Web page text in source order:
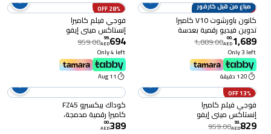
11% OFF
مباع من قبل كارفور
كانون باورشوت V10 كاميرا
تدوين فيديو رقمية بعدسة
مدمجة 20.9 ميغابيكسل -
أسود
1,689
.
00
AED
1,889.00
Only 3 left
120 دقيقة
28% OFF
فوجي فيلم كاميرا
إنستاكس ميني إيفو
الهجينة الفورية، بني
694
.
99
AED
959.00
Only 4 left
11 Aug
13% OFF
فوجي فيلم كاميرا
إنستاكس ميني إيفو
الهجينة الفورية، وردي
829
.
93
AED
959.00
كوداك بيكسبرو FZ45
كاميرا رقمية مدمجة،
بتقريب بصري 4x، ، أحمر
389
.
00
AED